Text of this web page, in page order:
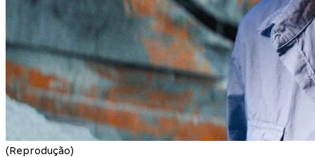
(Reprodução)